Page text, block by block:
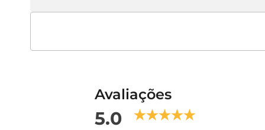
Avaliações
5.0